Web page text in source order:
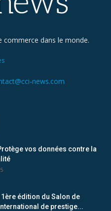
commerce dans le monde.
news.com
vos données contre la
édition du Salon de
de prestige...